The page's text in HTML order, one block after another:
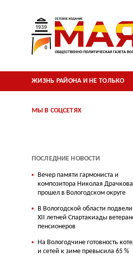
ЖИЗНЬ РАЙОНА И НЕ ТОЛЬКО
МЫ В СОЦСЕТЯХ
ПОСЛЕДНИЕ НОВОСТИ
Вечер памяти гармониста и
композитора Николая Драчкова
прошел в Вологодском округе
В Вологодской области подвели
XII летней Спартакиады
пенсионеров
На Вологодчине готовность
и сетей к зиме превысила 65 %